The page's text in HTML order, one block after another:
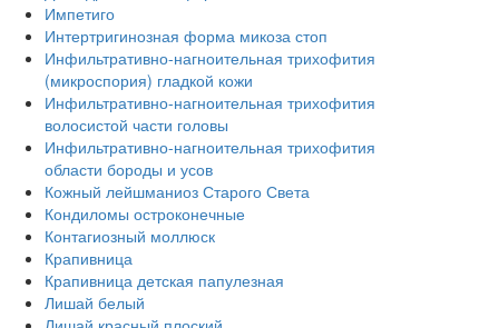
Импетиго
Интертригинозная форма микоза стоп
Инфильтративно-нагноительная трихофития
(микроспория) гладкой кожи
Инфильтративно-нагноительная трихофития
волосистой части головы
Инфильтративно-нагноительная трихофития
области бороды и усов
Кожный лейшманиоз Старого Света
Кондиломы остроконечные
Контагиозный моллюск
Крапивница
Крапивница детская папулезная
Лишай белый